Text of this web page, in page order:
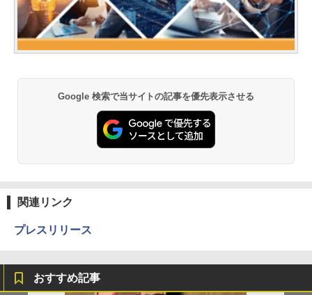
Google 検索で当サイトの記事を優先表示させる
関連リンク
プレスリリース
おすすめ記事